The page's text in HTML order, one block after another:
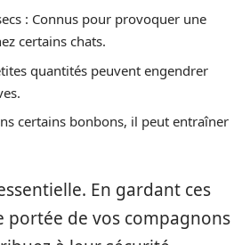
: Connus pour provoquer une
certains chats.
quantités peuvent engendrer
certains bonbons, il peut entraîner
En gardant ces
portée de vos compagnons